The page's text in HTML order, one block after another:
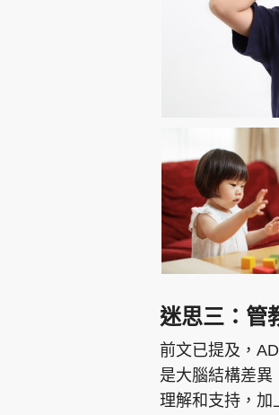
迷思三：管
前文已提及，
是大腦結構差異
理解和支持，加